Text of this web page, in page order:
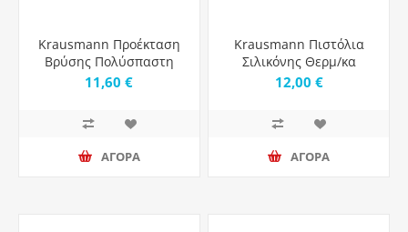
Krausmann Προέκταση
Βρύσης Πολύσπαστη
Ορειχάλκινη 1/2"
11,60 €
ΑΓΟΡΑ
Krausmann Πιστόλια
Σιλικόνης Θερμ/κα
Dripless 100W
12,00 €
ΑΓΟΡΑ